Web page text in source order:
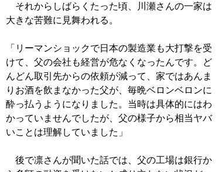
それからしばらくたった頃、川瀬さんの一家は
大きな苦難に見舞われる。
「リーマンショックで日本の製造業も大打撃を受
けて、父の会社も経営が危なくなったんです。ど
んどん取引先からの依頼が減って、家ではあんま
りお酒を飲まなかった父が、毎晩ベロンベロンに
酔っ払うようになりました。当時は具体的にはわ
かっていませんでしたが、父の様子から相当ヤバ
いことは理解していました」
後で凛さんが聞いた話では、父の工場は銀行か